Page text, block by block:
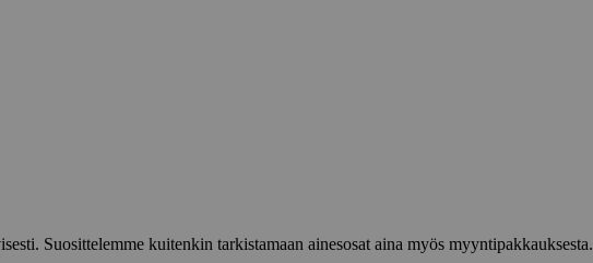
Suosittelemme kuitenkin tarkistamaan ainesosat aina myös myyntipakkauksesta.